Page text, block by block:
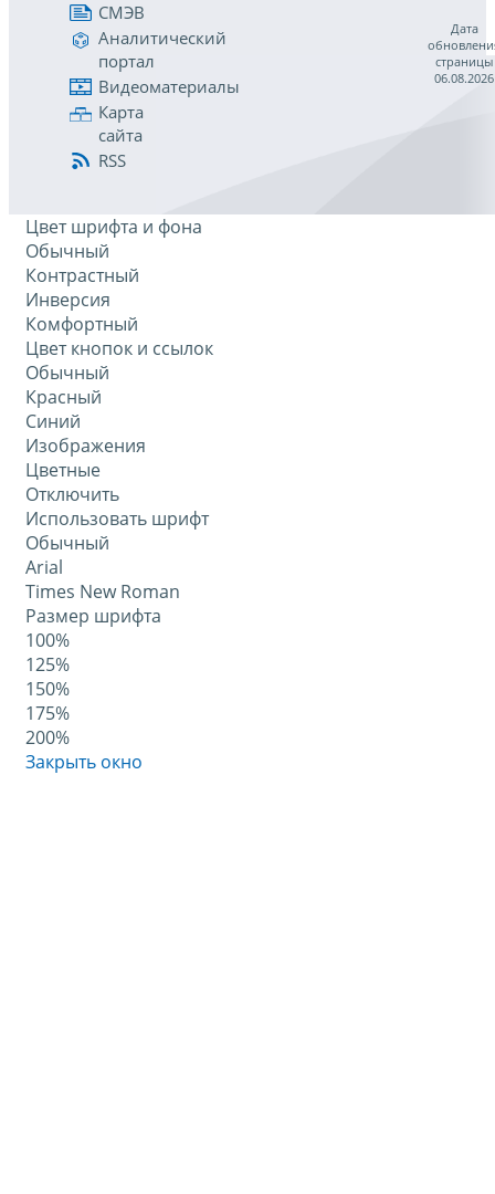
СМЭВ
Аналитический
портал
Видеоматериалы
Карта
сайта
RSS
Дата
страницы
06.08.2026
Цвет шрифта и фона
Обычный
Контрастный
Инверсия
Комфортный
Цвет кнопок и ссылок
Обычный
Красный
Синий
Изображения
Цветные
Отключить
Использовать шрифт
Обычный
Arial
Times New Roman
Размер шрифта
100%
125%
150%
175%
200%
Закрыть окно